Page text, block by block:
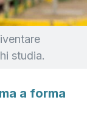
studia.
a forma